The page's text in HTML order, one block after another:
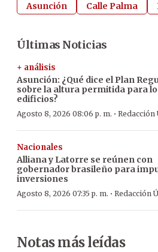
Asunción Calle Palma
Últimas Noticias
+ análisis
Asunción: ¿Qué dice el Plan
sobre la altura permitida para
edificios?
Agosto 8, 2026 08:06 p. m. · Redacción
Nacionales
Alliana y Latorre se reúnen con
gobernador brasileño para
inversiones
Agosto 8, 2026 07:35 p. m. · Redacción
Notas más leídas